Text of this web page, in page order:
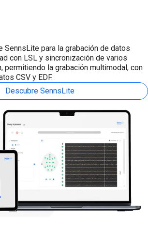
SennsLite para la grabación de datos
con LSL y sincronización de varios
permitiendo la grabación multimodal, con
CSV y EDF.
Descubre SennsLite